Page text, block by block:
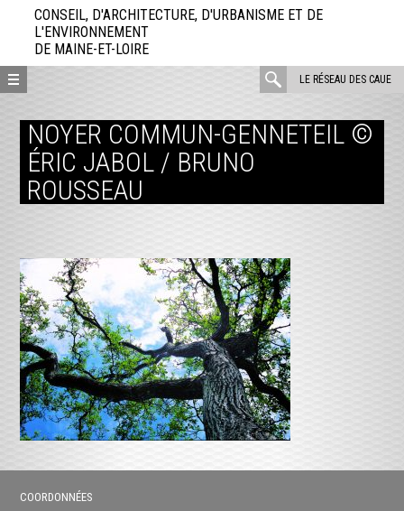
directement
contenu
CONSEIL, D'ARCHITECTURE, D'URBANISME ET DE
L'ENVIRONNEMENT
DE MAINE-ET-LOIRE
LE RÉSEAU DES CAUE
rechercher
NOYER COMMUN-GENNETEIL ©
ÉRIC JABOL / BRUNO
ROUSSEAU
COORDONNÉES